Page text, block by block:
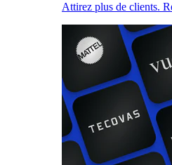
Attirez plus de clients.